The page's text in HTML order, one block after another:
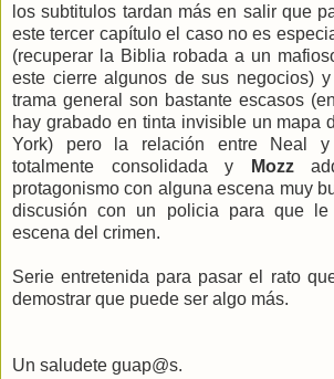
los subtitulos tardan más en salir que
este tercer capítulo el caso no es
(recuperar la Biblia robada a un
este cierre algunos de sus negocios)
trama general son bastante escasos
hay grabado en tinta invisible un mapa
York) pero la relación entre Neal
totalmente consolidada y
Mozz
protagonismo con alguna escena muy
discusión con un policia para que
escena del crimen.
Serie entretenida para pasar el rato
demostrar que puede ser algo más.
Un saludete guap@s.